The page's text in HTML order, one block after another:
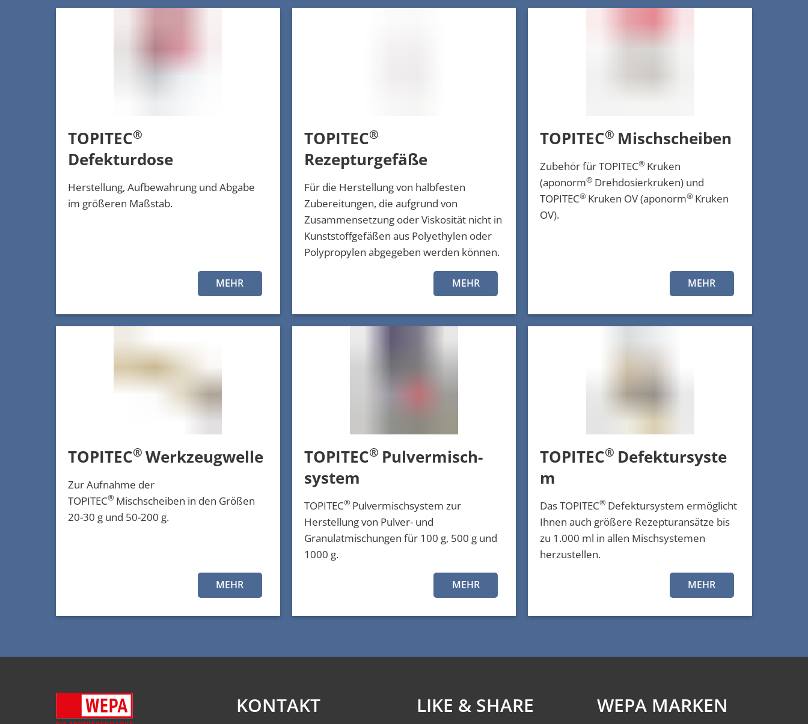
TOPITEC®
Defekturdose
Herstellung, Aufbewahrung und Abgabe
im größeren Maßstab.
MEHR
TOPITEC®
Rezepturgefäße
Für die Herstellung von halbfesten
Zubereitungen, die aufgrund von
Zusammensetzung oder Viskosität nicht in
Kunststoffgefäßen aus Polyethylen oder
Polypropylen abgegeben werden können.
MEHR
TOPITEC® Mischscheiben
Zubehör für TOPITEC® Kruken
(aponorm® Drehdosierkruken) und
TOPITEC® Kruken OV (aponorm® Kruken
OV).
MEHR
TOPITEC® Werkzeugwelle
Zur Aufnahme der
TOPITEC® Mischscheiben in den Größen
20-30 g und 50-200 g.
MEHR
TOPITEC® Pulvermisch-
system
TOPITEC® Pulvermischsystem zur
Herstellung von Pulver- und
Granulatmischungen für 100 g, 500 g und
1000 g.
MEHR
TOPITEC® Defektursyste
m
Das TOPITEC® Defektursystem ermöglicht
Ihnen auch größere Rezepturansätze bis
zu 1.000 ml in allen Mischsystemen
herzustellen.
MEHR
KONTAKT LIKE & SHARE WEPA MARKEN